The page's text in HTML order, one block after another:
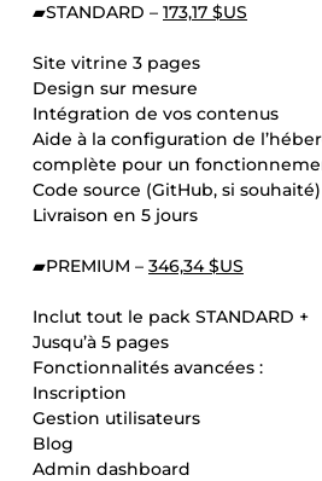
▰STANDARD – 173,17 $US
Site vitrine 3 pages
Design sur mesure
Intégration de vos contenus
Aide à la configuration de
complète pour un
Code source (GitHub, si souhaité)
Livraison en 5 jours
▰PREMIUM – 346,34 $US
Inclut tout le pack STANDARD +
Jusqu’à 5 pages
Fonctionnalités avancées :
Inscription
Gestion utilisateurs
Blog
Admin dashboard